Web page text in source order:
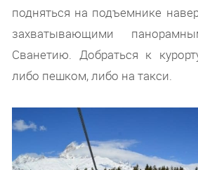
подняться на подъемнике
захватывающими
Сванетию. Добраться к
либо пешком, либо на такси.